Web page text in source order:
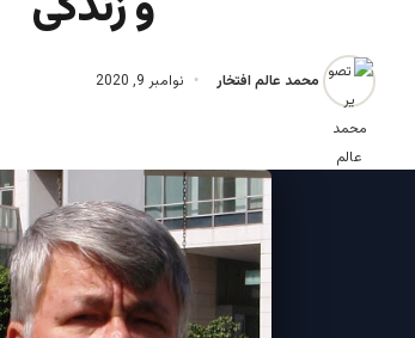
محمد عالم افتخار نوامبر 9, 2020